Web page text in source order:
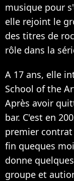
musique pour
elle rejoint le
des titres de
rôle dans la
A 17 ans, elle
School of the
Après avoir
bar. C'est en
premier contrat
fin queques
donne
groupe et